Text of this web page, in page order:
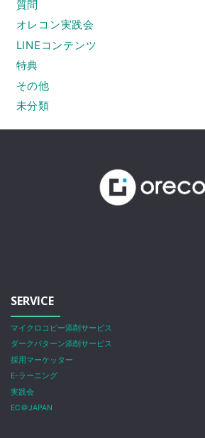
質問
オレコン実践会
LINEコンテンツ
特典
その他
未分類
SERVICE
マイクロコピー添削サービス
ダークパターン添削サービス
採用マーケッター
E-ラーニング
実践会
EC＠JAPAN